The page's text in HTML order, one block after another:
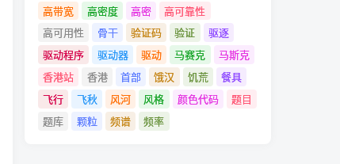
高带宽
高密度 高密
高可靠性
高可用性
骨干 验证码 验证
驱逐
驱动程序
驱动器 驱动 马赛克
马斯克
香港站
香港 首部 饿汉 饥荒
餐具
飞行
飞秋 风河 风格 颜色代码
题目
题库
颗粒 频谱 频率